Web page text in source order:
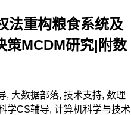
法重构粮食系统及
策MCDM研究|附数
, 大数据部落, 技术支持, 数理
学CS辅导, 计算机科学与技术